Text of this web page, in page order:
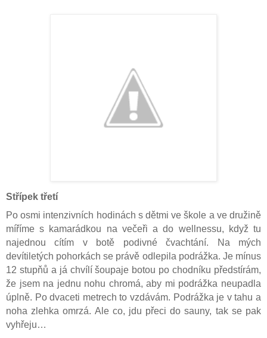
Střípek třetí
Po osmi intenzivních hodinách s dětmi ve škole a ve družině
míříme s kamarádkou na večeři a do wellnessu, když tu
najednou cítím v botě podivné čvachtání. Na mých
devítiletých pohorkách se právě odlepila podrážka. Je mínus
12 stupňů a já chvílí šoupaje botou po chodníku předstírám,
že jsem na jednu nohu chromá, aby mi podrážka neupadla
úplně. Po dvaceti metrech to vzdávám. Podrážka je v tahu a
noha zlehka omrzá. Ale co, jdu přeci do sauny, tak se pak
vyhřeju…